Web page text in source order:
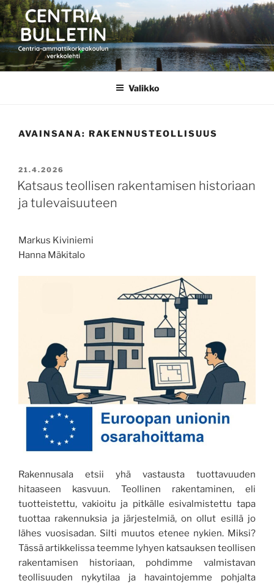
Siirry
sisältöön
CENTRIA BULLETIN
Valikko
AVAINSANA: RAKENNUSTEOLLISUUS
JULKAISTU
21.4.2026
Katsaus teollisen rakentamisen historiaan
ja tulevaisuuteen
Markus Kiviniemi
Hanna Mäkitalo
Rakennusala etsii yhä vastausta tuottavuuden
hitaaseen kasvuun. Teollinen rakentaminen, eli
tuotteistettu, vakioitu ja pitkälle esivalmistettu tapa
tuottaa rakennuksia ja järjestelmiä, on ollut esillä jo
lähes vuosisadan. Silti muutos etenee nykien. Miksi?
Tässä artikkelissa teemme lyhyen katsauksen teollisen
rakentamisen historiaan, pohdimme valmistavan
teollisuuden nykytilaa ja havaintojemme pohjalta